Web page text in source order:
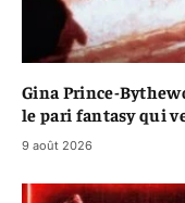
Gina Prince-
le pari fantasy qui
9 août 2026